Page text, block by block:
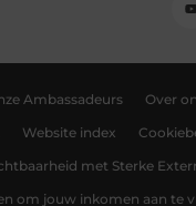
Ambassadeurs Over
Website index
met Sterke
om jouw inkomen aan te